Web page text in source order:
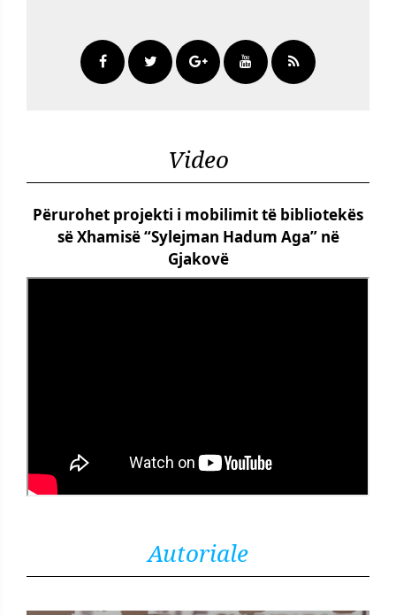
Video
Përurohet projekti i mobilimit të bibliotekës
së Xhamisë “Sylejman Hadum Aga” në
Gjakovë
Autoriale